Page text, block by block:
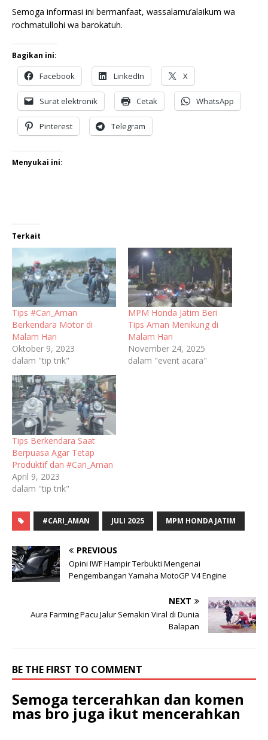
Semoga informasi ini bermanfaat, wassalamu’alaikum wa
rochmatullohi wa barokatuh.
Bagikan ini:
Facebook LinkedIn X
Surat elektronik Cetak WhatsApp
Pinterest Telegram
Menyukai ini:
Terkait
Tips #Cari_Aman
Berkendara Motor di
Malam Hari
Oktober 9, 2023
dalam "tip trik"
MPM Honda Jatim Beri
Tips Aman Menikung di
Malam Hari
November 24, 2025
dalam "event acara"
Tips Berkendara Saat
Berpuasa Agar Tetap
Produktif dan #Cari_Aman
April 9, 2023
dalam "tip trik"
#CARI_AMAN JULI 2025 MPM HONDA JATIM
PREVIOUS
Opini IWF Hampir Terbukti Mengenai
Pengembangan Yamaha MotoGP V4 Engine
NEXT
Aura Farming Pacu Jalur Semakin Viral di Dunia
Balapan
BE THE FIRST TO COMMENT
Semoga tercerahkan dan komen
mas bro juga ikut mencerahkan